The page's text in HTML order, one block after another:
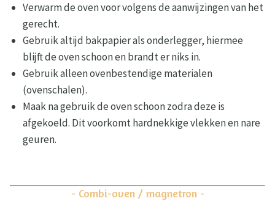
Verwarm de oven voor volgens de aanwijzingen van het
gerecht.
Gebruik altijd bakpapier als onderlegger, hiermee
blijft de oven schoon en brandt er niks in.
Gebruik alleen ovenbestendige materialen
(ovenschalen).
Maak na gebruik de oven schoon zodra deze is
afgekoeld. Dit voorkomt hardnekkige vlekken en nare
geuren.
- Combi-oven / magnetron -